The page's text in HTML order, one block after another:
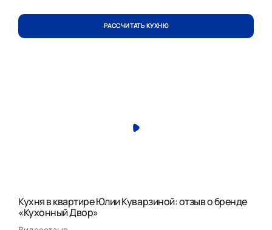
РАССЧИТАТЬ КУХНЮ
Кухня в квартире Юлии Куварзиной: отзыв о бренде
«Кухонный Двор»